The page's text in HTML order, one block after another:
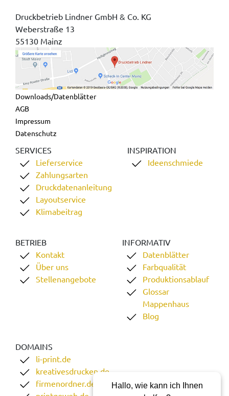
Druckbetrieb Lindner GmbH & Co. KG
Weberstraße 13
55130 Mainz
Downloads/Datenblätter
AGB
Impressum
Datenschutz
SERVICES
Lieferservice
Zahlungsarten
Druckdatenanleitung
Layoutservice
Klimabeitrag
INSPIRATION
Ideenschmiede
BETRIEB
Kontakt
Über uns
Stellenangebote
INFORMATIV
Datenblätter
Farbqualität
Produktionsablauf
Glossar
Mappenhaus
Blog
DOMAINS
li-print.de
kreativesdrucken.de
firmenordner.de
Hallo, wie kann ich Ihnen